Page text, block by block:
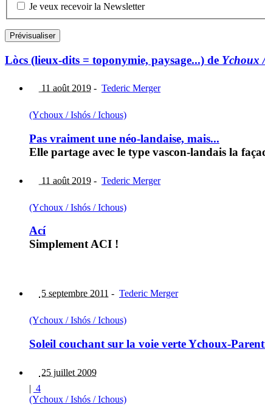
Je veux recevoir la Newsletter
Lòcs (lieux-dits = toponymie, paysage...) de Ychoux
11 août 2019 - Tederic Merger
(Ychoux / Ishós / Ichous)
Pas vraiment une néo-landaise, mais...
Elle partage avec le type vascon-landais la
11 août 2019 - Tederic Merger
(Ychoux / Ishós / Ichous)
Ací
Simplement ACI !
5 septembre 2011 - Tederic Merger
(Ychoux / Ishós / Ichous)
Soleil couchant sur la voie verte Ychoux-
25 juillet 2009
| 4
(Ychoux / Ishós / Ichous)